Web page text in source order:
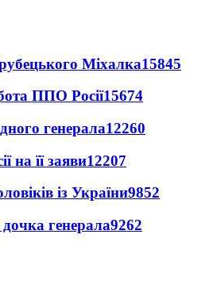
Міхалка15845
ППО Росії15674
генерала12260
на її заяви12207
із України9852
генерала9262